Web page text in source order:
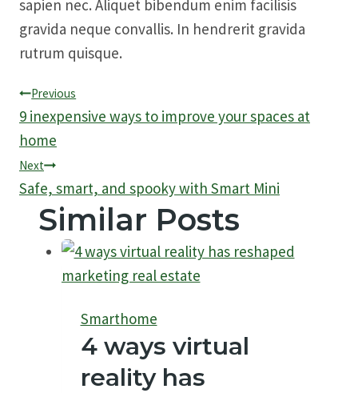
sapien nec. Aliquet bibendum enim facilisis
gravida neque convallis. In hendrerit gravida
rutrum quisque.
Yazı
gezinmesi
Previous
9 inexpensive ways to improve your spaces at
home
Next
Safe, smart, and spooky with Smart Mini
Similar Posts
Smarthome
4 ways virtual
reality has